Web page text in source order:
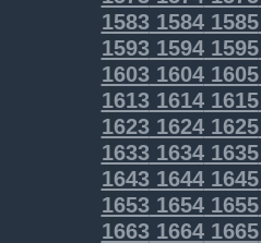
158315841585
159315941595
160316041605
161316141615
162316241625
163316341635
164316441645
165316541655
166316641665